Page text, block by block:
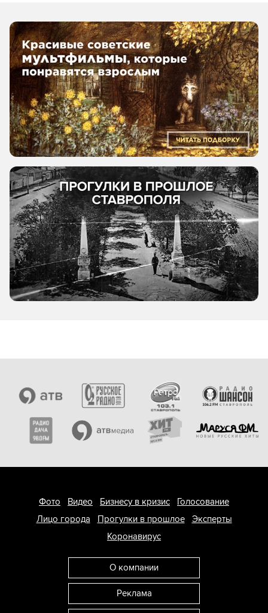
Фото Видео Бизнесу в кризис
Голосование
Лицо города
Прогулки в прошлое
Эксперты
Коронавирус
О компании
Реклама